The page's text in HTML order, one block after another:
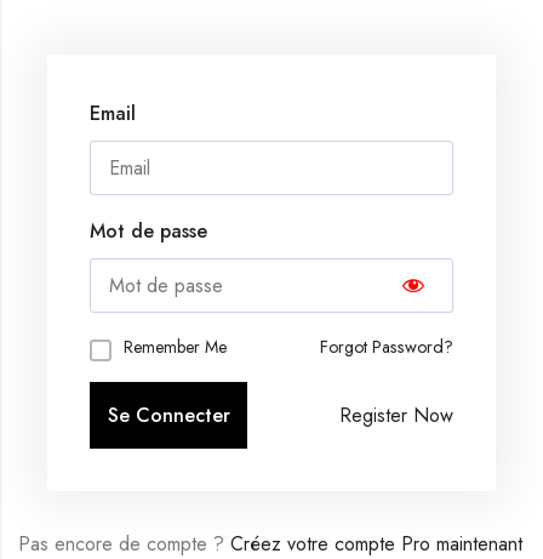
Email
Mot de passe
Remember Me Forgot Password?
Register Now
Pas encore de compte ? Créez votre compte Pro maintenant